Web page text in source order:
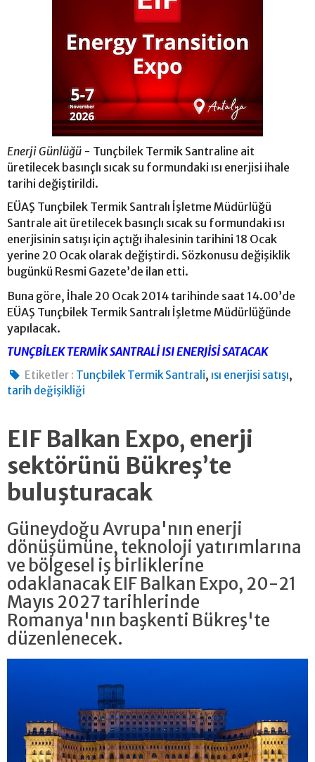
Enerji Günlüğü - Tunçbilek Termik Santraline ait
üretilecek basınçlı sıcak su formundaki ısı enerjisi ihale
tarihi değiştirildi.
EÜAŞ Tunçbilek Termik Santralı İşletme Müdürlüğü
Santrale ait üretilecek basınçlı sıcak su formundaki ısı
enerjisinin satışı için açtığı ihalesinin tarihini 18 Ocak
yerine 20 Ocak olarak değiştirdi. Sözkonusu değişiklik
bugünkü Resmi Gazete’de ilan etti.
Buna göre, İhale 20 Ocak 2014 tarihinde saat 14.00’de
EÜAŞ Tunçbilek Termik Santralı İşletme Müdürlüğünde
yapılacak.
TUNÇBİLEK TERMİK SANTRALİ ISI ENERJİSİ SATACAK
Etiketler : Tunçbilek Termik Santrali, ısı enerjisi satışı,
tarih değişikliği
EIF Balkan Expo, enerji
sektörünü Bükreş’te
buluşturacak
Güneydoğu Avrupa'nın enerji
dönüşümüne, teknoloji yatırımlarına
ve bölgesel iş birliklerine
odaklanacak EIF Balkan Expo, 20-21
Mayıs 2027 tarihlerinde
Romanya'nın başkenti Bükreş'te
düzenlenecek.